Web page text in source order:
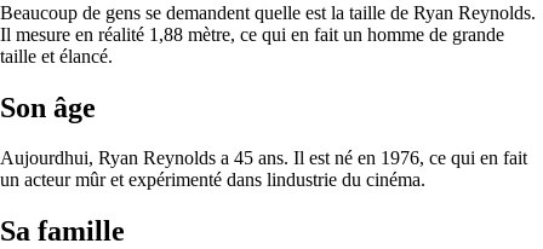
Beaucoup de gens se demandent quelle est la taille de Ryan Reynolds.
Il mesure en réalité 1,88 mètre, ce qui en fait un homme de grande
taille et élancé.
Son âge
Aujourdhui, Ryan Reynolds a 45 ans. Il est né en 1976, ce qui en fait
un acteur mûr et expérimenté dans lindustrie du cinéma.
Sa famille